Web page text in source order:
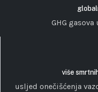
GHG
više
usljed onečišćenja